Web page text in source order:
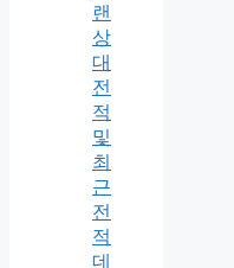
랜
상
대
전
적
및
최
근
전
적
데